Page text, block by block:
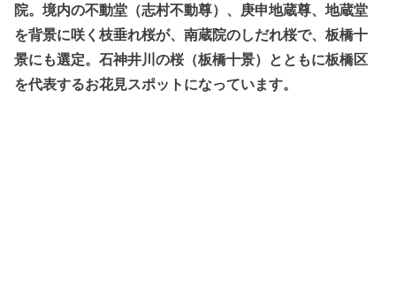
院。境内の不動堂（志村不動尊）、庚申地蔵尊、地蔵堂
を背景に咲く枝垂れ桜が、南蔵院のしだれ桜で、板橋十
景にも選定。石神井川の桜（板橋十景）とともに板橋区
を代表するお花見スポットになっています。